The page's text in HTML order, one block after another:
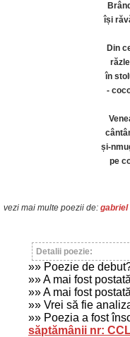
își
Din
în
-
și-
pe
vezi mai multe poezii de:
Detalii poezie:
»» Poezie de
»» A mai fost
»» A mai fost
»» Vrei să fie
»» Poezia a fost
săptămânii nr: